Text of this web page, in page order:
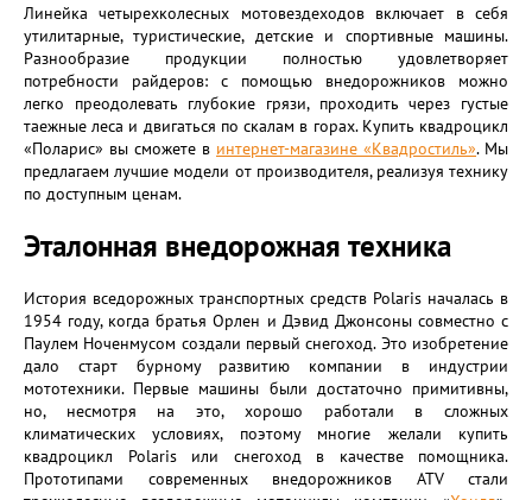
Линейка четырехколесных мотовездеходов включает в себя
утилитарные, туристические, детские и спортивные машины.
Разнообразие продукции полностью удовлетворяет
потребности райдеров: с помощью внедорожников можно
легко преодолевать глубокие грязи, проходить через густые
таежные леса и двигаться по скалам в горах. Купить квадроцикл
«Поларис» вы сможете в интернет-магазине «Квадростиль». Мы
предлагаем лучшие модели от производителя, реализуя технику
по доступным ценам.
Эталонная внедорожная техника
История вседорожных транспортных средств Polaris началась в
1954 году, когда братья Орлен и Дэвид Джонсоны совместно с
Паулем Ноченмусом создали первый снегоход. Это изобретение
дало старт бурному развитию компании в индустрии
мототехники. Первые машины были достаточно примитивны,
но, несмотря на это, хорошо работали в сложных
климатических условиях, поэтому многие желали купить
квадроцикл Polaris или снегоход в качестве помощника.
Прототипами современных внедорожников ATV стали